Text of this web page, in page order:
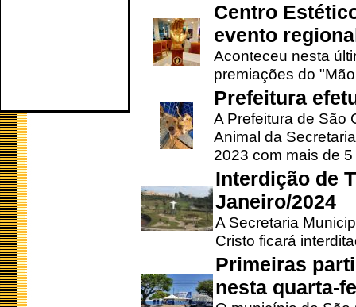
Centro
evento
Aconteceu nesta
premiações do
Prefeitura
A Prefeitura de São
Animal da
2023 com mais de 5
Interdição de
Janeiro/2024
A Secretaria
Cristo ficará
Primeiras
nesta quarta-